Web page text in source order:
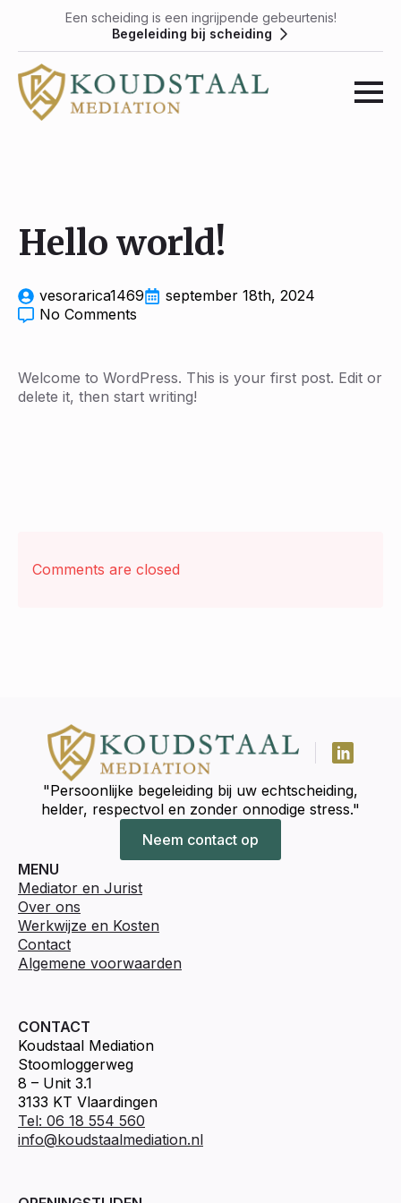
Een scheiding is een ingrijpende gebeurtenis!
Begeleiding bij scheiding
Hello world!
vesorarica1469
september 18th, 2024
No Comments
Welcome to WordPress. This is your first post. Edit or
delete it, then start writing!
Comments are closed
"Persoonlijke begeleiding bij uw echtscheiding,
helder, respectvol en zonder onnodige stress."
Neem contact op
MENU
Mediator en Jurist
Over ons
Werkwijze en Kosten
Contact
Algemene voorwaarden
CONTACT
Koudstaal Mediation
Stoomloggerweg
8 – Unit 3.1
3133 KT Vlaardingen
Tel: 06 18 554 560
info@koudstaalmediation.nl